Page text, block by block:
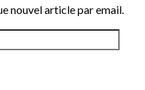
nouvel article par email.